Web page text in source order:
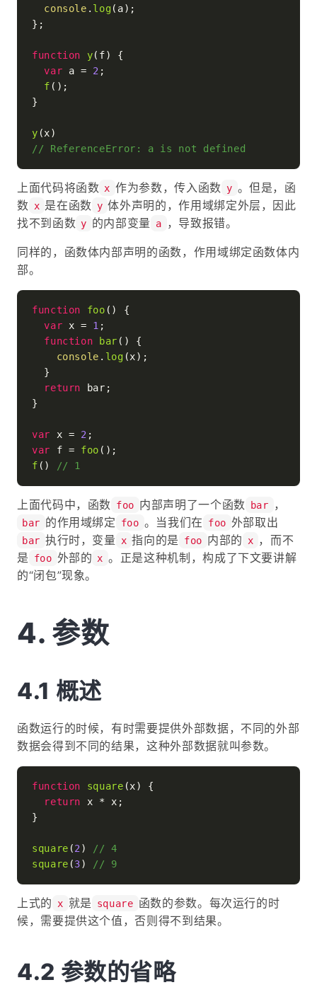
console . log(a);
};
function y( f) {
var a = 2 ;
f ();
}
y
// ReferenceError: a is not defined
上面代码将函数 x 作为参数，传入函数 y 。但是，函
数 x 是在函数 y 体外声明的，作用域绑定外层，因此
找不到函数 y 的内部变量 a ，导致报错。
同样的，函数体内部声明的函数，作用域绑定函数体内
部。
function foo ( ) {
var x = 1 ;
function
bar ( ) {
console . log (x);
  }
return bar;
}
var x = 2
var f = foo
f () // 1
上面代码中，函数 foo 内部声明了一个函数 bar ，
bar 的作用域绑定 foo 。当我们在 foo 外部取出
bar 执行时，变量 x 指向的是 foo 内部的 x ，而不
是
foo 外部的 x 。正是这种机制，构成了下文要讲解
的“闭包”现象。
参数
概述
函数运行的时候，有时需要提供外部数据，不同的外部
数据会得到不同的结果，这种外部数据就叫参数。
function square (x) {
return x * x;
}
square (2 ) // 4
square (3) // 9
上式的 x 就是 square 函数的参数。每次运行的时
候，需要提供这个值，否则得不到结果。
参数的省略